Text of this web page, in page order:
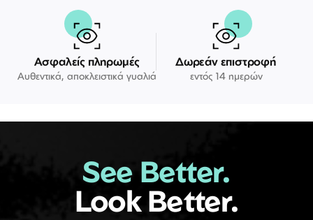
Ασφαλείς πληρωμές
Αυθεντικά, αποκλειστικά γυαλιά
Δωρεάν επιστροφή
εντός 14 ημερών
See Better.
Look Better.